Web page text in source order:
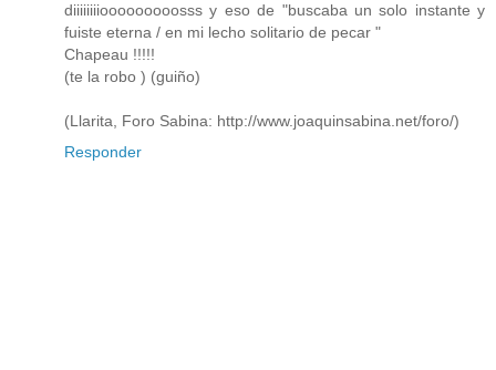
diiiiiiiiooooooooosss y eso de "buscaba un solo instante y
fuiste eterna / en mi lecho solitario de pecar "
Chapeau !!!!!
(te la robo ) (guiño)
(Llarita, Foro Sabina: http://www.joaquinsabina.net/foro/)
Responder